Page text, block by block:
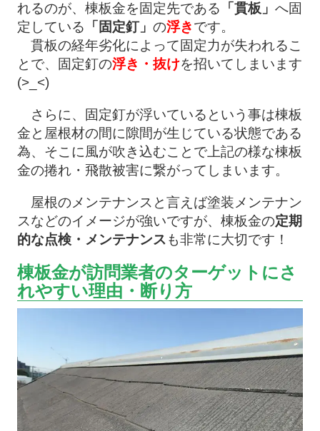
れるのが、棟板金を固定先である 「貫板」 へ固
定している 「固定釘」 の浮きです。
貫板の経年劣化によって固定力が失われるこ
とで、固定釘の浮き・抜けを招いてしまいます
(>_<)
さらに、固定釘が浮いているという事は棟板
金と屋根材の間に隙間が生じている状態である
為、そこに風が吹き込むことで上記の様な棟板
金の捲れ・飛散被害に繋がってしまいます。
屋根のメンテナンスと言えば塗装メンテナン
スなどのイメージが強いですが、棟板金の定期
的な点検・メンテナンスも非常に大切です！
棟板金が訪問業者のターゲットにさ
れやすい理由・断り方